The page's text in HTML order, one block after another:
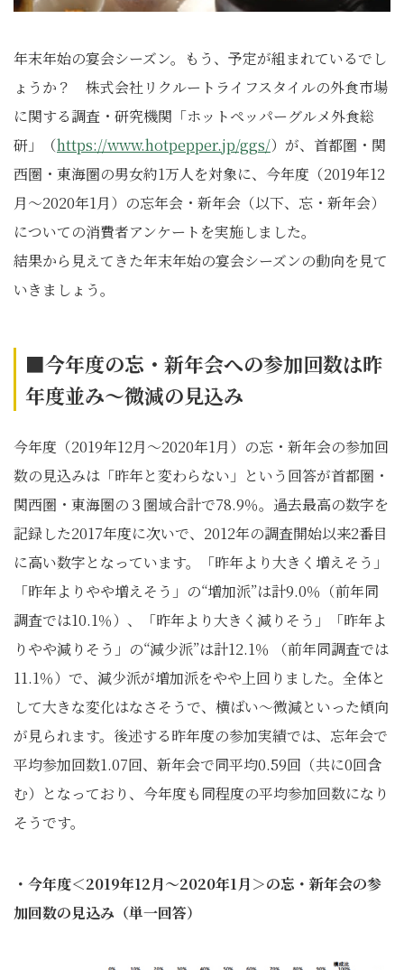
年末年始の宴会シーズン。もう、予定が組まれているでし
ょうか？ 株式会社リクルートライフスタイルの外食市場
に関する調査・研究機関「ホットペッパーグルメ外食総
研」（https://www.hotpepper.jp/ggs/）が、首都圏・関
西圏・東海圏の男女約1万人を対象に、今年度（2019年12
月～2020年1月）の忘年会・新年会（以下、忘・新年会）
についての消費者アンケートを実施しました。
結果から見えてきた年末年始の宴会シーズンの動向を見て
いきましょう。
■今年度の忘・新年会への参加回数は昨
年度並み～微減の見込み
今年度（2019年12月～2020年1月）の忘・新年会の参加回
数の見込みは「昨年と変わらない」という回答が首都圏・
関西圏・東海圏の３圏域合計で78.9％。過去最高の数字を
記録した2017年度に次いで、2012年の調査開始以来2番目
に高い数字となっています。「昨年より大きく増えそう」
「昨年よりやや増えそう」の“増加派”は計9.0％（前年同
調査では10.1％）、「昨年より大きく減りそう」「昨年よ
りやや減りそう」の“減少派”は計12.1％ （前年同調査では
11.1％）で、減少派が増加派をやや上回りました。全体と
して大きな変化はなさそうで、横ばい～微減といった傾向
が見られます。後述する昨年度の参加実績では、忘年会で
平均参加回数1.07回、新年会で同平均0.59回（共に0回含
む）となっており、今年度も同程度の平均参加回数になり
そうです。
・今年度＜2019年12月～2020年1月＞の忘・新年会の参
加回数の見込み（単一回答）